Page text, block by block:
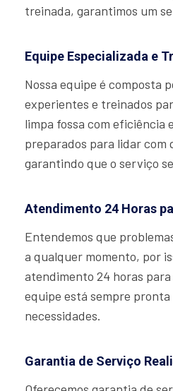
treinada, garantimos um
Equipe Especializada e
Nossa equipe é composta
experientes e treinados
limpa fossa com eficiência
preparados para lidar com
garantindo que o serviço
Atendimento 24 Horas
Entendemos que
a qualquer momento, por
atendimento 24 horas
equipe está sempre
necessidades.
Garantia de Serviço